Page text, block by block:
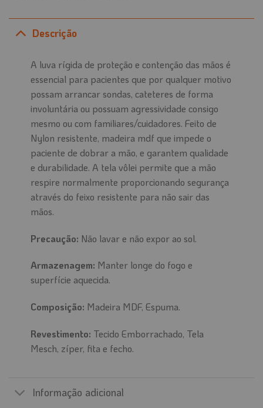
Descrição
A luva rígida de proteção e contenção das mãos é
essencial para pacientes que por qualquer motivo
possam arrancar sondas, cateteres de forma
involuntária ou possuam agressividade consigo
mesmo ou com familiares/cuidadores. Feito de
Nylon resistente, madeira mdf que impede o
paciente de dobrar a mão, e garantem qualidade
e durabilidade. A tela vôlei permite que a mão
respire normalmente proporcionando segurança
através do feixo resistente para não sair das
mãos.
Precaução: Não lavar e não expor ao sol.
Armazenagem: Manter longe do fogo e
superfície aquecida.
Composição: Madeira MDF, Espuma.
Revestimento: Tecido Emborrachado, Tela
Mesch, zíper, fita e fecho.
Informação adicional